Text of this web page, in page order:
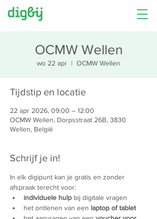
OCMW Wellen
wo 22 apr
  |
OCMW Wellen
Tijdstip en locatie
22 apr 2026, 09:00 – 12:00
OCMW Wellen, Dorpsstraat 26B, 3830
Wellen, België
Schrijf je in!
In elk digipunt kan je gratis en zonder
afspraak terecht voor:
individuele hulp bij digitale vragen
het ontlenen van een laptop of tablet